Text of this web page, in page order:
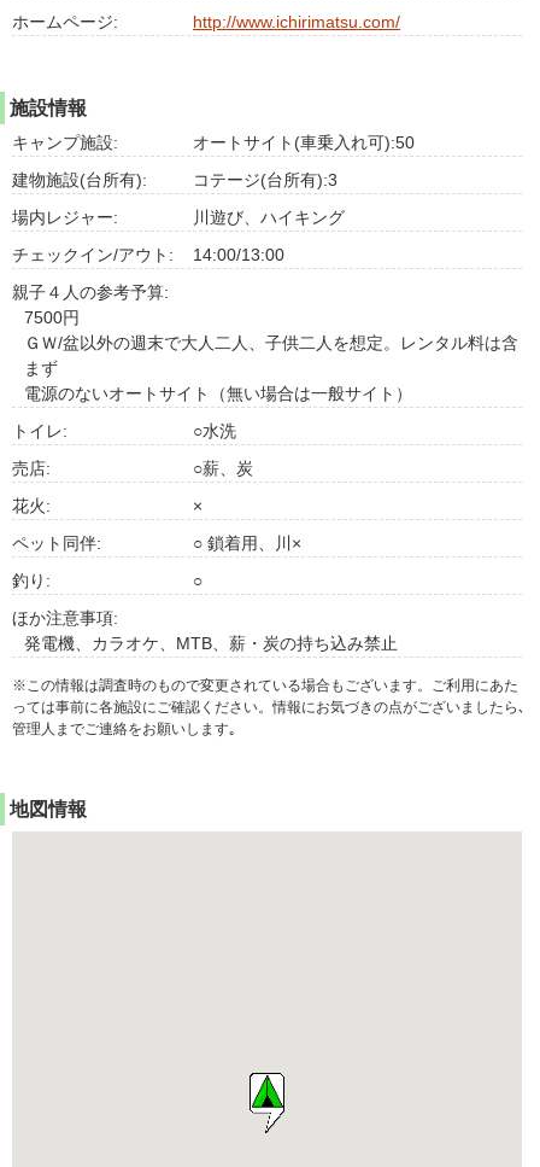
ホームページ:
http://www.ichirimatsu.com/
施設情報
キャンプ施設:
オートサイト(車乗入れ可):50
建物施設(台所有):
コテージ(台所有):3
場内レジャー:
川遊び、ハイキング
チェックイン/アウト:
14:00/13:00
親子４人の参考予算:
7500円
ＧＷ/盆以外の週末で大人二人、子供二人を想定。レンタル料は含
まず
電源のないオートサイト（無い場合は一般サイト）
トイレ:
○水洗
売店:
○薪、炭
花火:
×
ペット同伴:
○ 鎖着用、川×
釣り:
○
ほか注意事項:
発電機、カラオケ、MTB、薪・炭の持ち込み禁止
※この情報は調査時のもので変更されている場合もございます。ご利用にあた
っては事前に各施設にご確認ください。情報にお気づきの点がございましたら､
管理人までご連絡をお願いします｡
地図情報